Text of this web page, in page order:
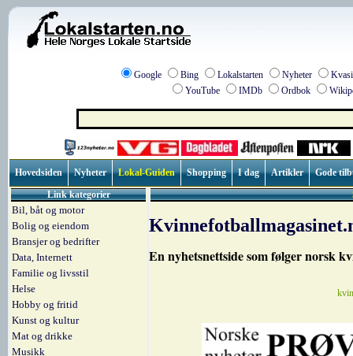
Google Bing Lokalstarten Nyheter
YouTube
IMDb Ordbok
Hovedsiden Nyheter Lokal-Guiden Shopping I dag Artikler
Gode
Link kategorier
Bil, båt og motor
Bolig og eiendom
Bransjer og bedrifter
Data, Internett
Familie og livsstil
Helse
Hobby og fritid
Kunst og kultur
Mat og drikke
Musikk
En nyhetsnettside som følger norsk